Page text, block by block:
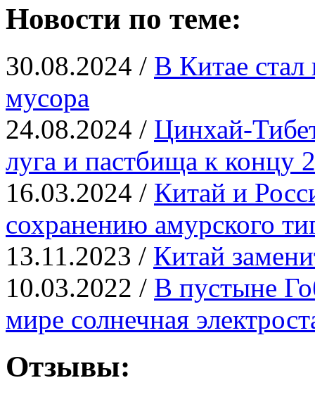
Новости по теме:
30.08.2024 / В Китае
мусора
24.08.2024 / Цинхай-
луга и пастбища к концу
16.03.2024 / ​Китай и
сохранению амурского
13.11.2023 / Китай
10.03.2022 / В пустыне
мире солнечная
Отзывы: